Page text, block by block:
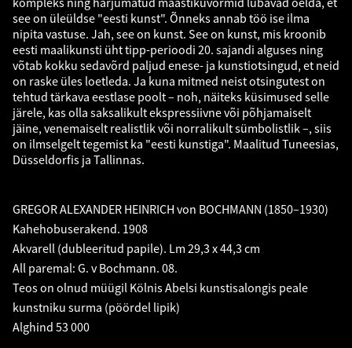
see on üleüldse "eesti kunst". Õnneks annab töö ise ilma
nipita vastuse. Jah, see on kunst. See on kunst, mis kroonib
eesti maalikunsti üht tipp-perioodi 20. sajandi alguses ning
võtab kokku sedavõrd paljud enese- ja kunstiotsingud, et neid
on raske üles loetleda. Ja kuna mitmed neist otsingutest on
tehtud tärkava eestlase poolt – noh, näiteks küsimused selle
järele, kas olla saksalikult ekspressiivne või põhjamaiselt
jäine, venemaiselt realistlik või norralikult sümbolistlik –, siis
on ilmselgelt tegemist ka "eesti kunstiga". Maalitud Tuneesias,
Düsseldorfis ja Tallinnas.
GREGOR ALEXANDER HEINRICH von BOCHMANN (1850–1930)
Kahehobuserakend. 1908
Akvarell (dubleeritud papile). Lm 29,3 x 44,3 cm
All paremal: G. v Bochmann. 08.
Teos on olnud müügil Kölnis Abelsi kunstisalongis peale
kunstniku surma (pöördel lipik)
Alghind 53 000